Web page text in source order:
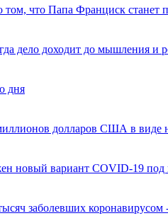
том, что Папа Франциск
дело доходит до мышления и
дня
долларов США в
новый вариант COVID-19 под
заболевших коронавирусом